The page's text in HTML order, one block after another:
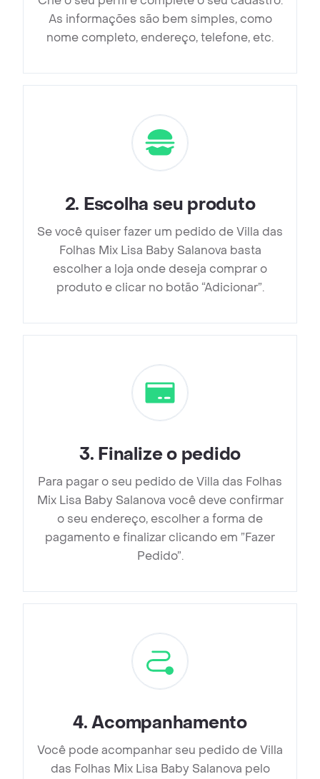
As informações são bem simples, como
nome completo, endereço, telefone, etc.
2. Escolha seu produto
Se você quiser fazer um pedido de Villa das
Folhas Mix Lisa Baby Salanova basta
escolher a loja onde deseja comprar o
produto e clicar no botão “Adicionar”.
3. Finalize o pedido
Para pagar o seu pedido de Villa das Folhas
Mix Lisa Baby Salanova você deve confirmar
o seu endereço, escolher a forma de
pagamento e finalizar clicando em ”Fazer
Pedido”.
4.Acompanhamento
Você pode acompanhar seu pedido de Villa
das Folhas Mix Lisa Baby Salanova pelo